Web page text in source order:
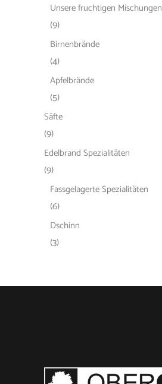
Unsere fruchtigen Mischungen
(9)
Birnenbrände
(4)
Apfelbrände
(5)
Säfte
(9)
Edelbrand Spezialitäten
(9)
Fassgelagerte Spezialitäten
(6)
Dschinn
(3)